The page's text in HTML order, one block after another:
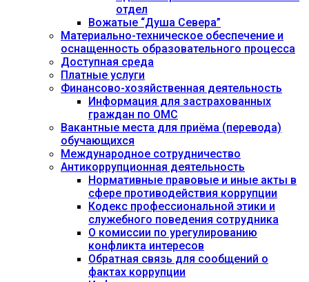
отдел
Вожатые “Душа Севера”
Материально-техническое обеспечение и
оснащенность образовательного процесса
Доступная среда
Платные услуги
Финансово-хозяйственная деятельность
Информация для застрахованных
граждан по ОМС
Вакантные места для приёма (перевода)
обучающихся
Международное сотрудничество
Антикоррупционная деятельность
Нормативные правовые и иные акты в
сфере противодействия коррупции
Кодекс профессиональной этики и
служебного поведения сотрудника
О комиссии по урегулированию
конфликта интересов
Обратная связь для сообщений о
фактах коррупции